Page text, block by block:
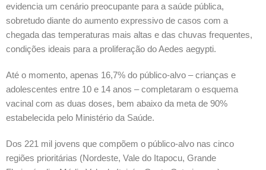
evidencia um cenário preocupante para a saúde pública,
sobretudo diante do aumento expressivo de casos com a
chegada das temperaturas mais altas e das chuvas frequentes,
condições ideais para a proliferação do Aedes aegypti.
Até o momento, apenas 16,7% do público-alvo – crianças e
adolescentes entre 10 e 14 anos – completaram o esquema
vacinal com as duas doses, bem abaixo da meta de 90%
estabelecida pelo Ministério da Saúde.
Dos 221 mil jovens que compõem o público-alvo nas cinco
regiões prioritárias (Nordeste, Vale do Itapocu, Grande